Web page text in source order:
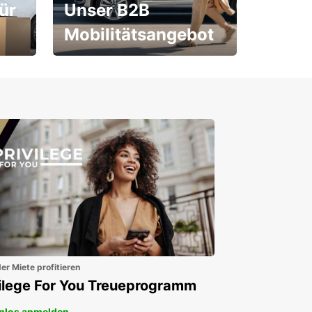
Unser B2B
Mobilitätsangebot
Miete profitieren
For You Treueprogramm